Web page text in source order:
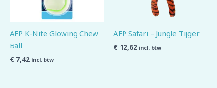
AFP K-Nite Glowing Chew
Ball
€ 7,42 incl. btw
AFP Safari – Jungle Tijger
€ 12,62 incl. btw